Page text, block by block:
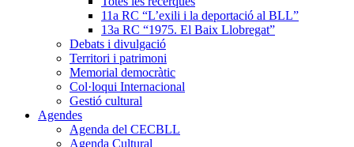
11a RC “L’exili i la deportació al BLL”
13a RC “1975. El Baix Llobregat”
Debats i divulgació
Territori i patrimoni
Memorial democràtic
Col·loqui Internacional
Gestió cultural
Agendes
Agenda del CECBLL
Agenda Cultural